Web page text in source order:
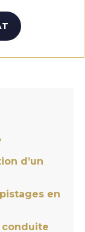
d’un
en
conduite